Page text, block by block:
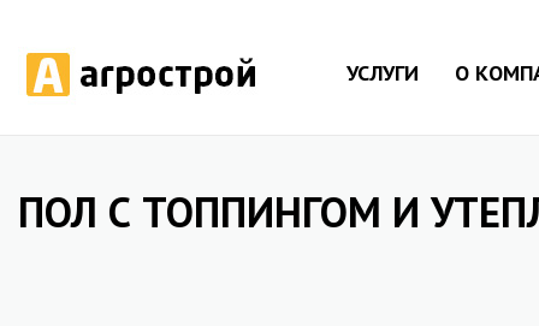
УСЛУГИ О
ПОЛ С ТОППИНГОМ И